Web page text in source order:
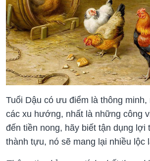
Tuổi Dậu có ưu điểm là thông
các xu hướng, nhất là những công
đến tiền nong, hãy biết tận dụng lợi
thành tựu, nó sẽ mang lại nhiều lộc